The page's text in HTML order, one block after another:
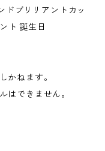
ドブリリアントカッ
ト 誕生日
かねます。
はできません。